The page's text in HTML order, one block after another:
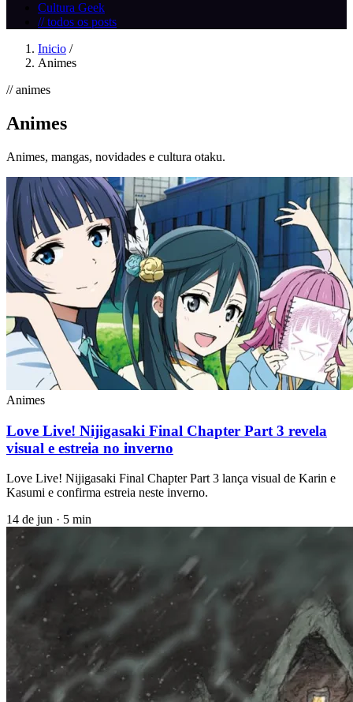
Cultura Geek
// todos os posts
Inicio /
Animes
// animes
Animes
Animes, mangas, novidades e cultura otaku.
Animes
Love Live! Nijigasaki Final Chapter Part 3 revela
visual e estreia no inverno
Love Live! Nijigasaki Final Chapter Part 3 lança visual de Karin e
Kasumi e confirma estreia neste inverno.
14 de jun · 5 min